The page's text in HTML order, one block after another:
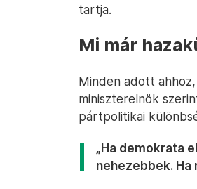
tartja.
Mi már
Minden adott
miniszterelnök
pártpolitikai
„Ha demokrata
nehezebbek. Ha